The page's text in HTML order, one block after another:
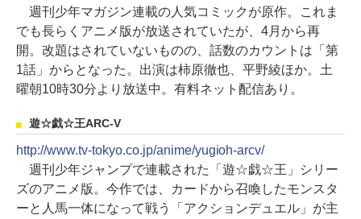
週刊少年マガジン連載の人気コミックが原作。これま
でも長らくアニメ版が放送されていたが、4月から再
開。改題はされていないものの、話数のカウントは「第
1話」からとなった。出演は柿原徹也、平野綾ほか。土
曜朝10時30分より放送中。有料ネット配信あり。
遊☆戯☆王ARC-V
http://www.tv-tokyo.co.jp/anime/yugioh-arcv/
週刊少年ジャンプで連載された「遊☆戯☆王」シリー
ズのアニメ版。今作では、カードから召喚したモンスタ
ーと人馬一体になって戦う「アクションデュエル」が主